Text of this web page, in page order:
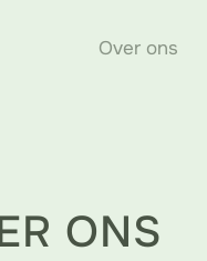
Over ons
ONS